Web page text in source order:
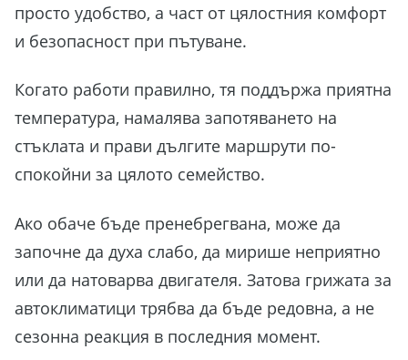
просто удобство, а част от цялостния комфорт
и безопасност при пътуване.
Когато работи правилно, тя поддържа приятна
температура, намалява запотяването на
стъклата и прави дългите маршрути по-
спокойни за цялото семейство.
Ако обаче бъде пренебрегвана, може да
започне да духа слабо, да мирише неприятно
или да натоварва двигателя. Затова грижата за
автоклиматици трябва да бъде редовна, а не
сезонна реакция в последния момент.